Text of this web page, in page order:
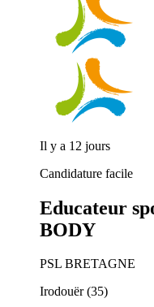
Il y a 12 jours
Candidature facile
Educateur
BODY
PSL BRETAGNE
Irodouër (35)